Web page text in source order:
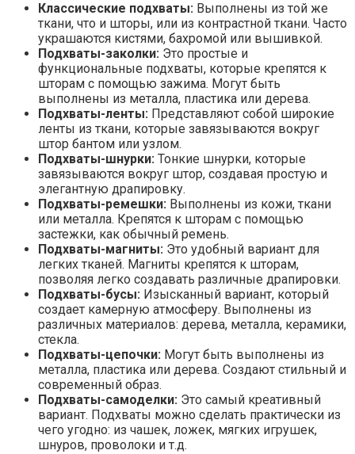
Классические подхваты: Выполнены из той же
ткани, что и шторы, или из контрастной ткани. Часто
украшаются кистями, бахромой или вышивкой.
Подхваты-заколки: Это простые и
функциональные подхваты, которые крепятся к
шторам с помощью зажима. Могут быть
выполнены из металла, пластика или дерева.
Подхваты-ленты: Представляют собой широкие
ленты из ткани, которые завязываются вокруг
штор бантом или узлом.
Подхваты-шнурки: Тонкие шнурки, которые
завязываются вокруг штор, создавая простую и
элегантную драпировку.
Подхваты-ремешки: Выполнены из кожи, ткани
или металла. Крепятся к шторам с помощью
застежки, как обычный ремень.
Подхваты-магниты: Это удобный вариант для
легких тканей. Магниты крепятся к шторам,
позволяя легко создавать различные драпировки.
Подхваты-бусы: Изысканный вариант, который
создает камерную атмосферу. Выполнены из
различных материалов: дерева, металла, керамики,
стекла.
Подхваты-цепочки: Могут быть выполнены из
металла, пластика или дерева. Создают стильный и
современный образ.
Подхваты-самоделки: Это самый креативный
вариант. Подхваты можно сделать практически из
чего угодно: из чашек, ложек, мягких игрушек,
шнуров, проволоки и т.д.